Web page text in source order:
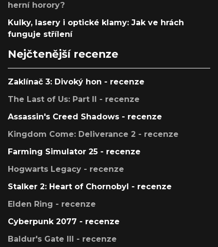
herní horory?
Kulky, lasery i optické klamy: Jak ve hrách
funguje střílení
Nejčtenější recenze
Zaklínač 3: Divoký hon - recenze
The Last of Us: Part II - recenze
Assassin's Creed Shadows - recenze
Kingdom Come: Deliverance 2 - recenze
Farming Simulator 25 - recenze
Hogwarts Legacy - recenze
Stalker 2: Heart of Chornobyl - recenze
Elden Ring - recenze
Cyberpunk 2077 - recenze
Baldur's Gate III - recenze